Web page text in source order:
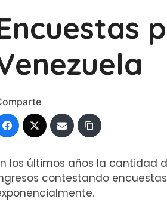
los últimos años la cantidad
contestando